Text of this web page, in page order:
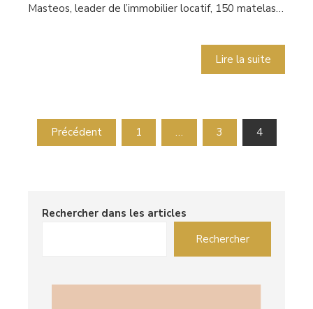
Masteos, leader de l’immobilier locatif, 150 matelas…
Lire la suite
Pagination
Précédent 1 … 3 4
Rechercher dans les articles
Rechercher